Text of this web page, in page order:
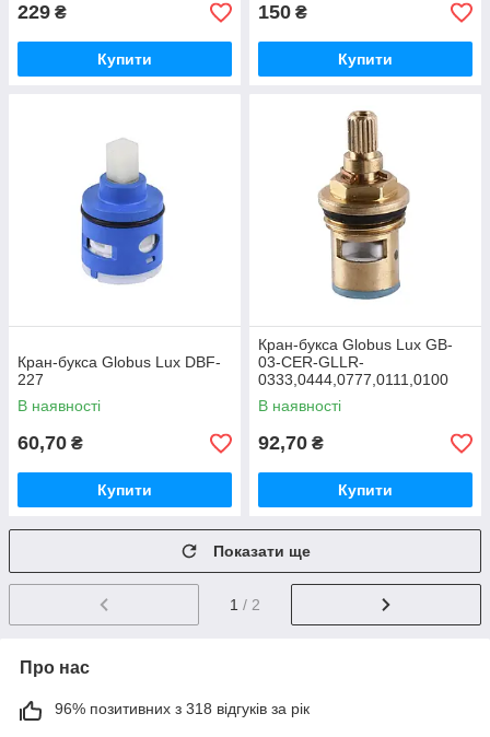
229 ₴
Купити
150 ₴
Купити
Кран-букса Globus Lux DBF-
227
В наявності
60,70 ₴
Купити
Кран-букса Globus Lux GB-
03-CER-GLLR-
0333,0444,0777,0111,0100
В наявності
92,70 ₴
Купити
Показати ще
1 / 2
Про нас
96% позитивних з 318 відгуків за рік